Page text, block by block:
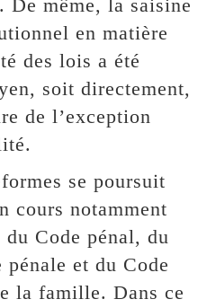
De même, la saisine
en matière
des lois a été
soit directement,
de l’exception
se poursuit
cours notamment
Code pénal, du
pénale et du Code
la famille. Dans ce